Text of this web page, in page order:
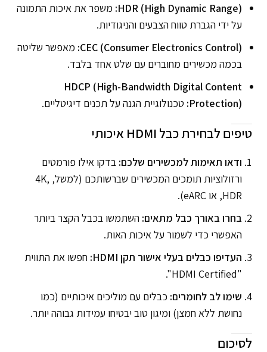
HDR (High Dynamic Range): משפר את איכות התמונה
על ידי הגברת טווח הצבעים והניגודיות.
CEC (Consumer Electronics Control): מאפשר שליטה
בכמה מכשירים מחוברים עם שלט אחד בלבד.
HDCP (High-Bandwidth Digital Content
Protection): טכנולוגיית הגנה על תכנים דיגיטליים.
טיפים לבחירת כבל HDMI איכותי
ודאו תאימות למכשירים שלכם: בדקו אילו פורמטים
ורזולוציות תומכים המכשירים שברשותכם (למשל, 4K,
HDR, או eARC).
בחרו באורך כבל מתאים: השתמשו בכבל הקצר ביותר
האפשרי כדי לשמור על איכות האות.
העדיפו כבלים בעלי אישור תקן HDMI:
חפשו את התווית
"HDMI Certified".
שימו לב לחומרים: כבלים עם מוליכים איכותיים (כמו
נחושת ללא חמצן) ומיגון טוב יבטיחו עמידות גבוהה יותר.
לסיכום